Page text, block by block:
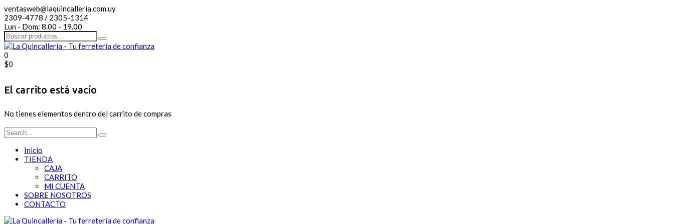
ventasweb@laquincalleria.com.uy
2309-4778 / 2305-1314
Lun - Dom: 8.00 - 19.00
0
$0
El carrito está vacío
No tienes elementos dentro del carrito de compras
Inicio
TIENDA
CAJA
CARRITO
MI CUENTA
SOBRE NOSOTROS
CONTACTO